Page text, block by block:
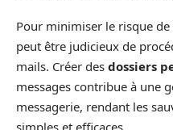
Pour minimiser le risque
peut être judicieux de
mails. Créer des dossiers
messages contribue à une
messagerie, rendant les